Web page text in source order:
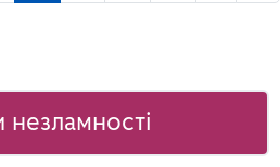
незламності